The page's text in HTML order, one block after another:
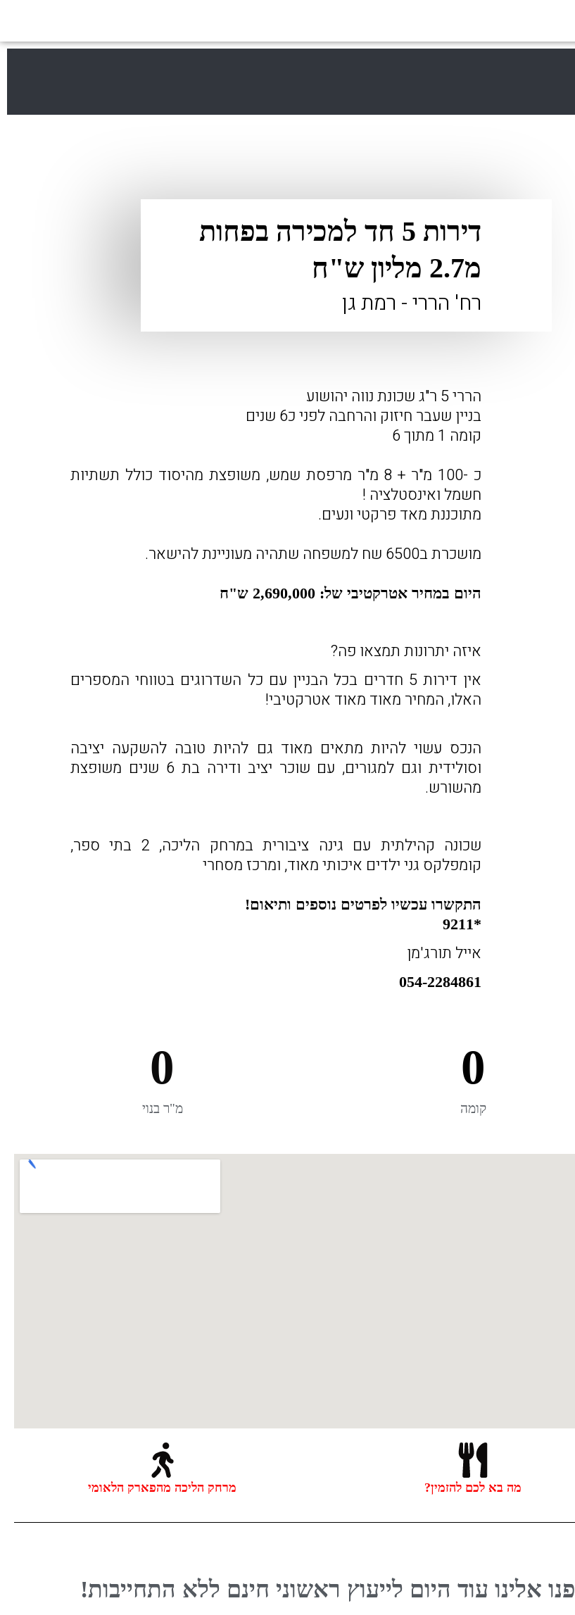
דירות 5 חד למכירה בפחות
מ2.7 מליון ש"ח
רח' הררי - רמת גן
הררי 5 ר"ג שכונת נווה יהושוע
בניין שעבר חיזוק והרחבה לפני כ6 שנים
קומה 1 מתוך 6
כ -100 מ"ר + 8 מ"ר מרפסת שמש, משופצת מהיסוד כולל תשתיות
חשמל ואינסטלציה !
מתוכננת מאד פרקטי ונעים.
מושכרת ב6500 שח למשפחה שתהיה מעוניינת להישאר.
היום במחיר אטרקטיבי של: 2,690,000 ש"ח
איזה יתרונות תמצאו פה?
אין דירות 5 חדרים בכל הבניין עם כל השדרוגים בטווחי המספרים
האלו, המחיר מאוד מאוד אטרקטיבי!
הנכס עשוי להיות מתאים מאוד גם להיות טובה להשקעה יציבה
וסולידית וגם למגורים, עם שוכר יציב ודירה בת 6 שנים משופצת
מהשורש.
שכונה קהילתית עם גינה ציבורית במרחק הליכה, 2 בתי ספר,
קומפלקס גני ילדים איכותי מאוד, ומרכז מסחרי
התקשרו עכשיו לפרטים נוספים ותיאום!
*9211
אייל תורג'מן
054-2284861
קומה
0
מ"ר בנוי
0
מה בא לכם להזמין? מרחק הליכה מהפארק הלאומי
פנו אלינו עוד היום לייעוץ ראשוני חינם ללא התחייבות!